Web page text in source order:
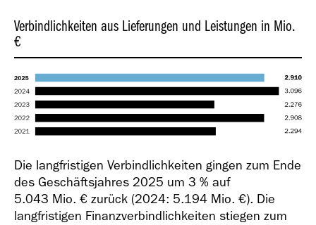
Verbindlichkeiten aus Lieferungen und Leistungen in Mio.
€
Die langfristigen Verbindlichkeiten gingen zum Ende
des Geschäftsjahres 2025 um 3 % auf
5.043 Mio. € zurück (2024: 5.194 Mio. €). Die
langfristigen Finanzverbindlichkeiten stiegen zum